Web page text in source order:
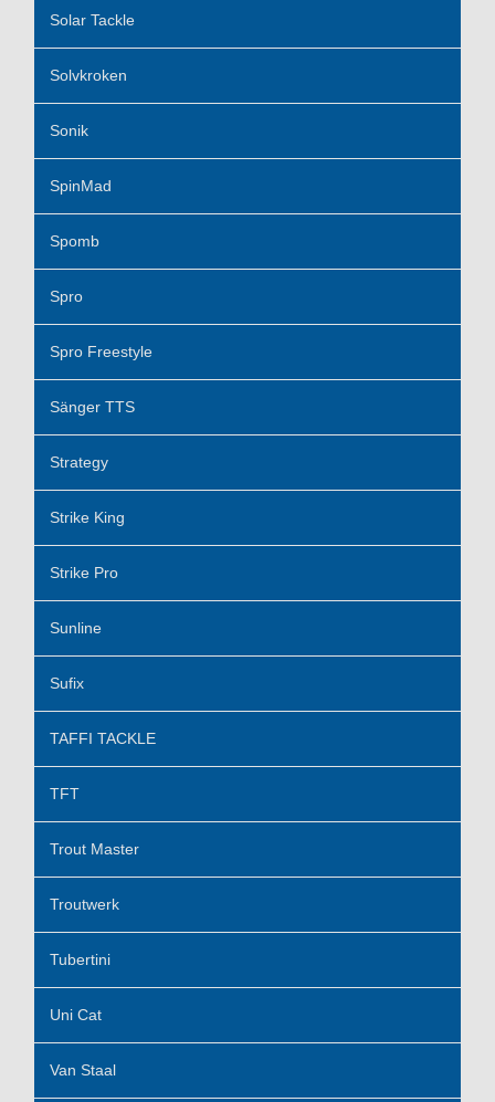
Solar Tackle
Solvkroken
Sonik
SpinMad
Spomb
Spro
Spro Freestyle
Sänger TTS
Strategy
Strike King
Strike Pro
Sunline
Sufix
TAFFI TACKLE
TFT
Trout Master
Troutwerk
Tubertini
Uni Cat
Van Staal